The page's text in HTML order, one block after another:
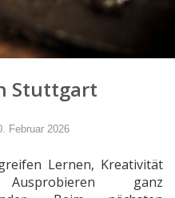
Stuttgart
Februar 2026
Lernen, Kreativität
ganz